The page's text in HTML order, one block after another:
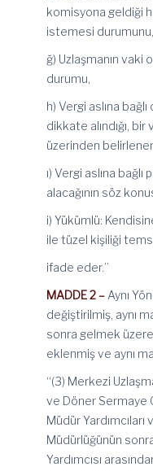
komisyona geldiği
istemesi durumunu,
ğ) Uzlaşmanın
durumu,
h) Vergi aslına
dikkate alındığı,
üzerinden
ı) Vergi aslına
alacağının söz
i) Yükümlü:
ile tüzel kişiliği
ifade eder.”
MADDE 2 – Aynı
değiştirilmiş, aynı
sonra gelmek
eklenmiş ve aynı
“(3) Merkezi
ve Döner Sermaye
Müdür
Müdürlüğünün
Yardımcısı